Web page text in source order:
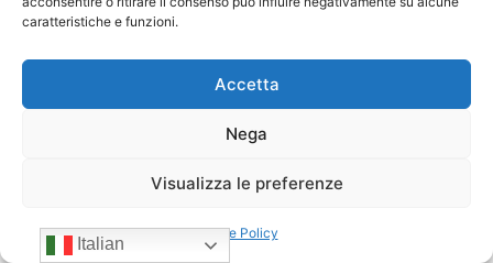
caratteristiche e funzioni.
Accetta
Nega
Visualizza le preferenze
Cookie Policy
Italian